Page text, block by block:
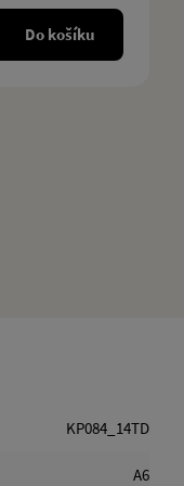
Do košíku
KP084_14TD
A6